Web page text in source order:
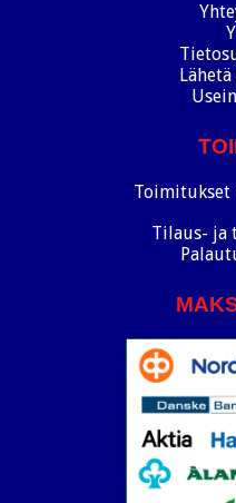
Toimitukset
Tilaus- ja